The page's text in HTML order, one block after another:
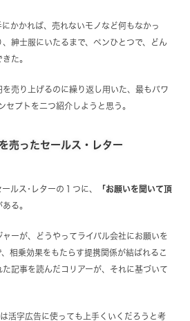
かかれば、売れないモノなど何もなかっ
紳士服にいたるまで、ペンひとつで、どん
た。
売り上げるのに繰り返し用いた、最もパワ
セプトを二つ紹介しようと思う。
売ったセールス・レター
ルス･レターの１つに、
「お願いを聞いて頂
る。
ーが、どうやってライバル会社にお願いを
相乗効果をもたらす提携関係が結ばれるこ
記事を読んだコリアーが、それに基づいて
活字広告に使っても上手くいくだろうと考